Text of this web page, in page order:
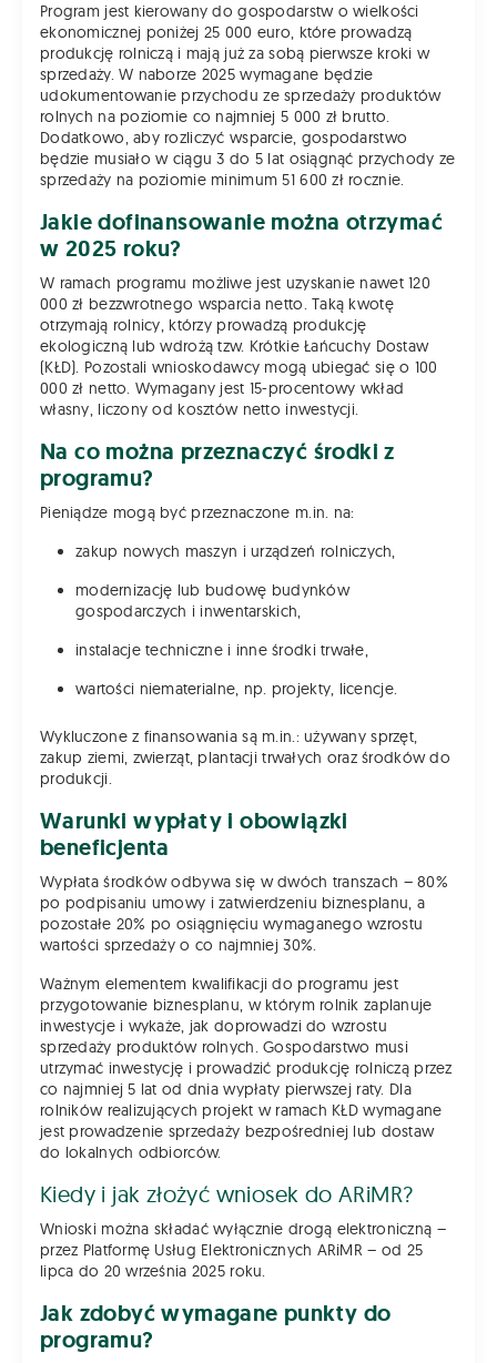
Program jest kierowany do gospodarstw o wielkości
ekonomicznej poniżej 25 000 euro, które prowadzą
produkcję rolniczą i mają już za sobą pierwsze kroki w
sprzedaży. W naborze 2025 wymagane będzie
udokumentowanie przychodu ze sprzedaży produktów
rolnych na poziomie co najmniej 5 000 zł brutto.
Dodatkowo, aby rozliczyć wsparcie, gospodarstwo
będzie musiało w ciągu 3 do 5 lat osiągnąć przychody ze
sprzedaży na poziomie minimum 51 600 zł rocznie.
Jakie dofinansowanie można otrzymać
w 2025 roku?
W ramach programu możliwe jest uzyskanie nawet 120
000 zł bezzwrotnego wsparcia netto. Taką kwotę
otrzymają rolnicy, którzy prowadzą produkcję
ekologiczną lub wdrożą tzw. Krótkie Łańcuchy Dostaw
(KŁD). Pozostali wnioskodawcy mogą ubiegać się o 100
000 zł netto. Wymagany jest 15-procentowy wkład
własny, liczony od kosztów netto inwestycji.
Na co można przeznaczyć środki z
programu?
Pieniądze mogą być przeznaczone m.in. na:
zakup nowych maszyn i urządzeń rolniczych,
modernizację lub budowę budynków
gospodarczych i inwentarskich,
instalacje techniczne i inne środki trwałe,
wartości niematerialne, np. projekty, licencje.
Wykluczone z finansowania są m.in.: używany sprzęt,
zakup ziemi, zwierząt, plantacji trwałych oraz środków do
produkcji.
Warunki wypłaty i obowiązki
beneficjenta
Wypłata środków odbywa się w dwóch transzach – 80%
po podpisaniu umowy i zatwierdzeniu biznesplanu, a
pozostałe 20% po osiągnięciu wymaganego wzrostu
wartości sprzedaży o co najmniej 30%.
Ważnym elementem kwalifikacji do programu jest
przygotowanie biznesplanu, w którym rolnik zaplanuje
inwestycje i wykaże, jak doprowadzi do wzrostu
sprzedaży produktów rolnych. Gospodarstwo musi
utrzymać inwestycję i prowadzić produkcję rolniczą przez
co najmniej 5 lat od dnia wypłaty pierwszej raty. Dla
rolników realizujących projekt w ramach KŁD wymagane
jest prowadzenie sprzedaży bezpośredniej lub dostaw
do lokalnych odbiorców.
Kiedy i jak złożyć wniosek do ARiMR?
Wnioski można składać wyłącznie drogą elektroniczną –
przez Platformę Usług Elektronicznych ARiMR – od 25
lipca do 20 września 2025 roku.
Jak zdobyć wymagane punkty do
programu?